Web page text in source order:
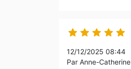
    
12/12/2025 08:44
Par Anne-Catherine